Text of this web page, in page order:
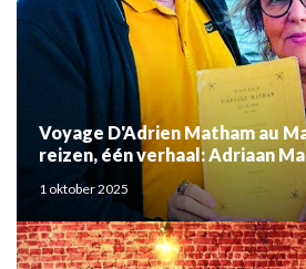
Voyage D'Adrien Matham au
reizen, één verhaal: Adriaan
Mouden
1 oktober 2025